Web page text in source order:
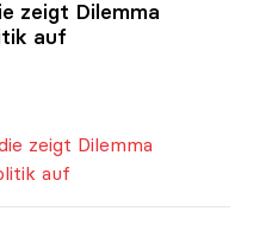
zeigt Dilemma
auf
zeigt Dilemma
auf